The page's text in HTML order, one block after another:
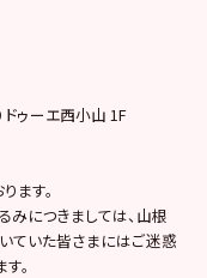
ゥーエ西小山 1F
ます。
みにつきましては、山根
ていた皆さまにはご迷惑
。